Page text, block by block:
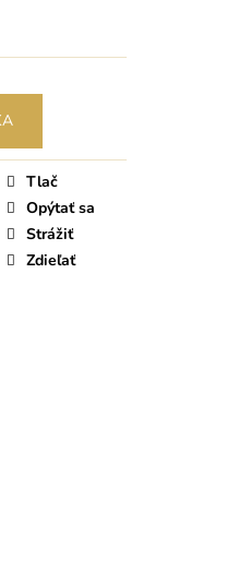
Tlač
Opýtať sa
Strážiť
Zdieľať